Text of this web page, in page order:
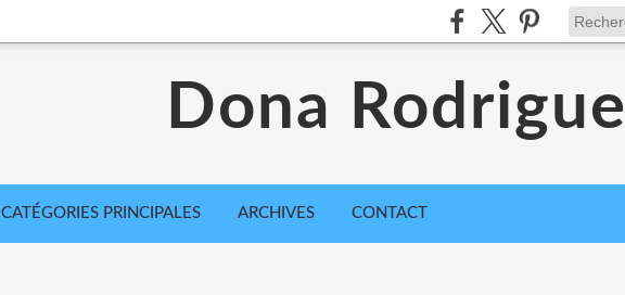
Dona Rodrigue
CATÉGORIES PRINCIPALES ARCHIVES CONTACT